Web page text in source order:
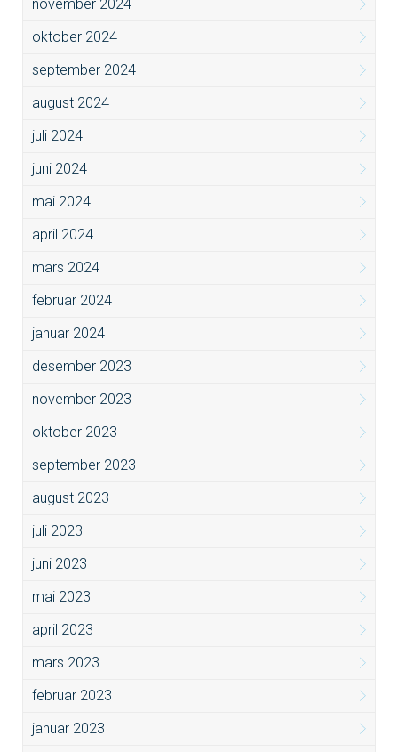
november 2024
oktober 2024
september 2024
august 2024
juli 2024
juni 2024
mai 2024
april 2024
mars 2024
februar 2024
januar 2024
desember 2023
november 2023
oktober 2023
september 2023
august 2023
juli 2023
juni 2023
mai 2023
april 2023
mars 2023
februar 2023
januar 2023